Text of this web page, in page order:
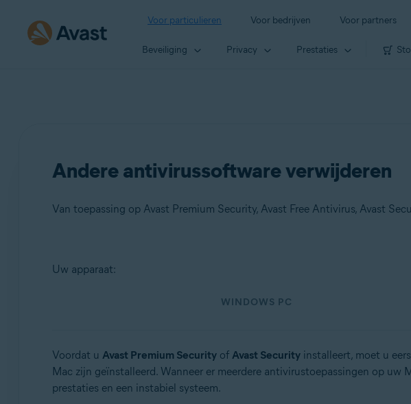
Voor particulieren Voor bedrijven Voor partners
Beveiliging Privacy Prestaties
Andere antivirussoftware verwijderen
Van toepassing op Avast Premium Security, Avast Free Antivirus, Avast
Producten:
Besturingssystemen:
Windows en MacOS
Uw apparaat:
WINDOWS PC
Voordat u Avast Premium Securityof Avast Securityinstalleert, moet u
Mac zijn geïnstalleerd. Wanneer er meerdere antivirustoepassingen op
prestaties en een instabiel systeem.